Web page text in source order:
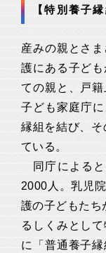
【特別養子縁
産みの親とさ
護にある子ど
ての親と、戸籍
子ども家庭庁
縁組を結び、
ている。
同庁によると
2000人。乳児
護の子どもたち
るしくみとし
に「普通養子